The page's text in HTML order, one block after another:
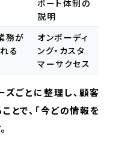
ポート体制の
説明
務が
る
オンボーディ
ング・カスタ
マーサクセス
ごとに整理し、顧客
とで、「今どの情報を